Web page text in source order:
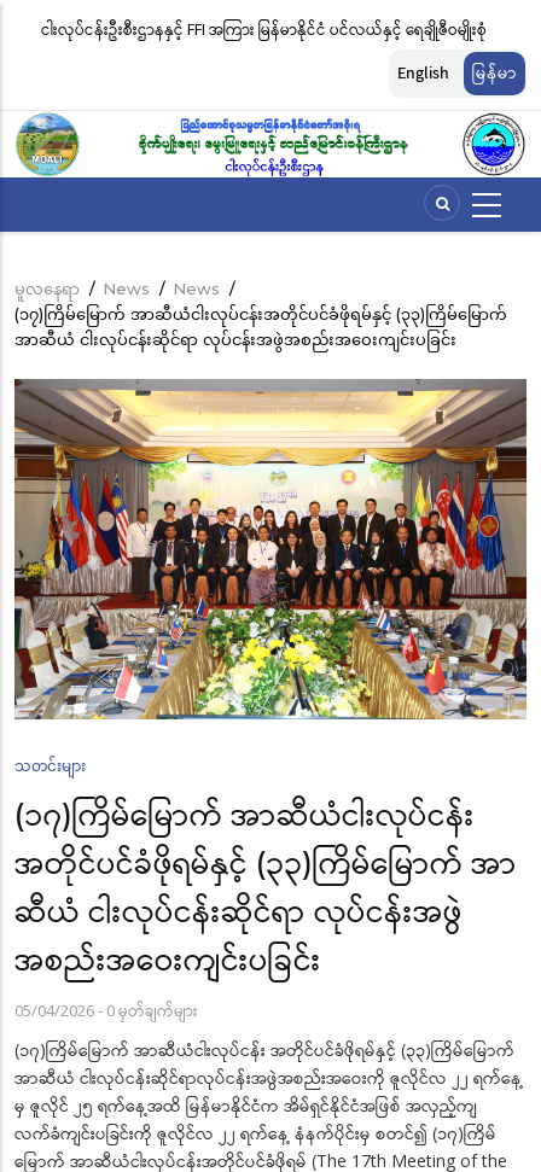
အကြောင်းအရာ
မည်
ငါးလုပ်ငန်းဦးစီးဌာနနှင့် FFI အကြား မြန်မာနိုင်ငံ ပင်လယ်နှင့် ရေချိုဇီဝမျိုးစုံ
မျိုးကွဲများ ထိန်းသိမ်းကာကွယ်စောင့်ရှောက်ခြင်းလုပ်ငန်းများ ဆောင်ရွက်မှု
ရ
English မြန်မာ
Breadcrumb
မူလနေရာ / News / News /
(၁၇)ကြိမ်မြောက် အာဆီယံငါးလုပ်ငန်းအတိုင်ပင်ခံဖိုရမ်နှင့် (၃၃)ကြိမ်မြောက်
အာဆီယံ ငါးလုပ်ငန်းဆိုင်ရာ လုပ်ငန်းအဖွဲအစည်းအဝေးကျင်းပခြင်း
သတင်းများ
(၁၇)ကြိမ်မြောက် အာဆီယံငါးလုပ်ငန်း
အတိုင်ပင်ခံဖိုရမ်နှင့် (၃၃)ကြိမ်မြောက် အာ
ဆီယံ ငါးလုပ်ငန်းဆိုင်ရာ လုပ်ငန်းအဖွဲ
အစည်းအဝေးကျင်းပခြင်း
05/04/2026- 0 မှတ်ချက်များ
(၁၇)ကြိမ်မြောက် အာဆီယံငါးလုပ်ငန်း အတိုင်ပင်ခံဖိုရမ်နှင့် (၃၃)ကြိမ်မြောက်
အာဆီယံ ငါးလုပ်ငန်းဆိုင်ရာလုပ်ငန်းအဖွဲအစည်းအဝေးကို ဇူလိုင်လ ၂၂ ရက်နေ့
မှ ဇူလိုင် ၂၅ ရက်နေ့အထိ မြန်မာနိုင်ငံက အိမ်ရှင်နိုင်ငံအဖြစ် အလှည့်ကျ
လက်ခံကျင်းပခြင်းကို ဇူလိုင်လ ၂၂ ရက်နေ့ နံနက်ပိုင်းမှ စတင်၍ (၁၇)ကြိမ်
မြောက် အာဆီယံငါးလုပ်ငန်းအတိုင်ပင်ခံဖိုရမ် (The 17th Meeting of the